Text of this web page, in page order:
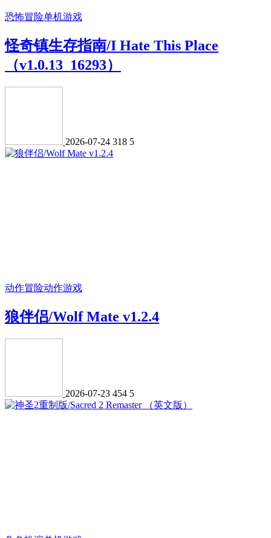
恐怖冒险单机游戏
怪奇镇生存指南/I Hate This Place
（v1.0.13_16293）
2026-07-24 318 5
动作冒险动作游戏
狼伴侣/Wolf Mate v1.2.4
2026-07-23 454 5